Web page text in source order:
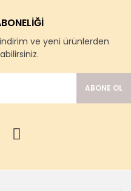
ve yeni ürünlerden
ABONE OL